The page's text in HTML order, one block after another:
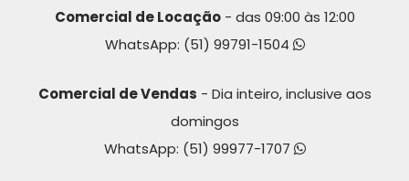
Comercial de Locação- das 09:00 às 12:00
WhatsApp: (51) 99791-1504
Comercial de Vendas - Dia inteiro, inclusive aos
domingos
WhatsApp: (51) 99977-1707